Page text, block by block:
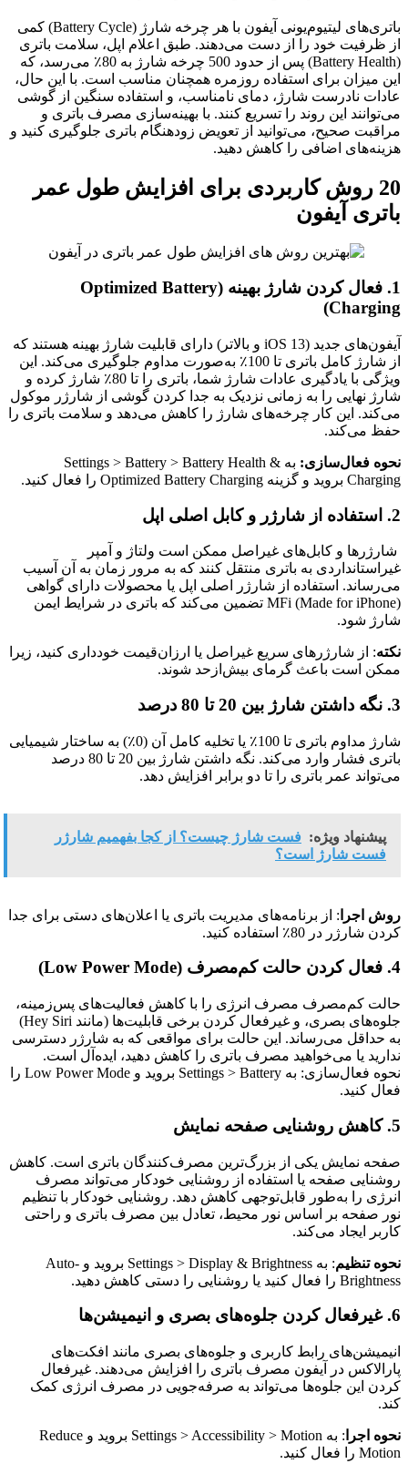
باتری‌های لیتیوم‌یونی آیفون با هر چرخه شارژ (Battery Cycle) کمی
از ظرفیت خود را از دست می‌دهند. طبق اعلام اپل، سلامت باتری
(Battery Health) پس از حدود 500 چرخه شارژ به 80٪ می‌رسد، که
این میزان برای استفاده روزمره همچنان مناسب است. با این حال،
عادات نادرست شارژ، دمای نامناسب، و استفاده سنگین از گوشی
می‌توانند این روند را تسریع کنند. با بهینه‌سازی مصرف باتری و
مراقبت صحیح، می‌توانید از تعویض زودهنگام باتری جلوگیری کنید و
هزینه‌های اضافی را کاهش دهید.
20 روش کاربردی برای افزایش طول عمر
باتری آیفون
1
. فعال کردن شارژ بهینه (Optimized Battery
Charging)
آیفون‌های جدید (iOS 13 و بالاتر) دارای قابلیت شارژ بهینه هستند که
از شارژ کامل باتری تا 100٪ به‌صورت مداوم جلوگیری می‌کند. این
ویژگی با یادگیری عادات شارژ شما، باتری را تا 80٪ شارژ کرده و
شارژ نهایی را به زمانی نزدیک به جدا کردن گوشی از شارژر موکول
می‌کند. این کار چرخه‌های شارژ را کاهش می‌دهد و سلامت باتری را
حفظ می‌کند.
نحوه فعال‌سازی:
به Settings > Battery > Battery Health &
Charging بروید و گزینه Optimized Battery Charging را فعال کنید.
2. استفاده از شارژر و کابل اصلی اپل
شارژرها و کابل‌های غیراصل ممکن است ولتاژ و آمپر
غیراستانداردی به باتری منتقل کنند که به مرور زمان به آن آسیب
می‌رساند. استفاده از شارژر اصلی اپل یا محصولات دارای گواهی
MFi (Made for iPhone) تضمین می‌کند که باتری در شرایط ایمن
شارژ شود.
نکته: از شارژرهای سریع غیراصل یا ارزان‌قیمت خودداری کنید، زیرا
ممکن است باعث گرمای بیش‌ازحد شوند.
3. نگه داشتن شارژ بین 20 تا 80 درصد
شارژ مداوم باتری تا 100٪ یا تخلیه کامل آن (0٪) به ساختار شیمیایی
باتری فشار وارد می‌کند. نگه داشتن شارژ بین 20 تا 80 درصد
می‌تواند عمر باتری را تا دو برابر افزایش دهد.
پیشنهاد ویژه: فست شارژ چیست؟ از کجا بفهمیم شارژر
فست شارژ است؟
روش اجرا : از برنامه‌های مدیریت باتری یا اعلان‌های دستی برای جدا
کردن شارژر در 80٪ استفاده کنید.
4. فعال کردن حالت کم‌مصرف (Low Power Mode)
حالت کم‌مصرف مصرف انرژی را با کاهش فعالیت‌های پس‌زمینه،
جلوه‌های بصری، و غیرفعال کردن برخی قابلیت‌ها (مانند Hey Siri)
به حداقل می‌رساند. این حالت برای مواقعی که به شارژر دسترسی
ندارید یا می‌خواهید مصرف باتری را کاهش دهید، ایده‌آل است.
نحوه فعال‌سازی: به Settings > Battery بروید و Low Power Mode را
فعال کنید.
5. کاهش روشنایی صفحه نمایش
صفحه نمایش یکی از بزرگ‌ترین مصرف‌کنندگان باتری است. کاهش
روشنایی صفحه یا استفاده از روشنایی خودکار می‌تواند مصرف
انرژی را به‌طور قابل‌توجهی کاهش دهد. روشنایی خودکار با تنظیم
نور صفحه بر اساس نور محیط، تعادل بین مصرف باتری و راحتی
کاربر ایجاد می‌کند.
نحوه تنظیم
: به Settings > Display & Brightness بروید و Auto-
Brightness را فعال کنید یا روشنایی را دستی کاهش دهید.
6. غیرفعال کردن جلوه‌های بصری و انیمیشن‌ها
انیمیشن‌های رابط کاربری و جلوه‌های بصری مانند افکت‌های
پارالاکس در آیفون مصرف باتری را افزایش می‌دهند. غیرفعال
کردن این جلوه‌ها می‌تواند به صرفه‌جویی در مصرف انرژی کمک
کند.
نحوه اجرا
: به Settings > Accessibility > Motion بروید و Reduce
Motion را فعال کنید.